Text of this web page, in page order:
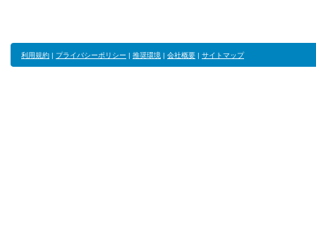
利用規約 | プライバシーポリシー | 推奨環境 | 会社概要 | サイトマップ